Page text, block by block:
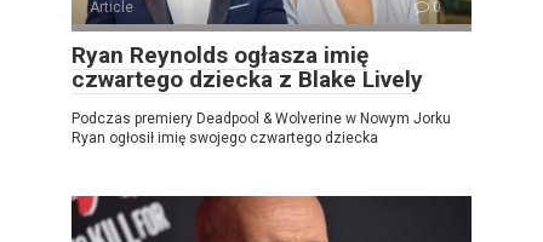
Article 0
Ryan Reynolds ogłasza imię
czwartego dziecka z Blake Lively
Podczas premiery Deadpool & Wolverine w Nowym Jorku
Ryan ogłosił imię swojego czwartego dziecka